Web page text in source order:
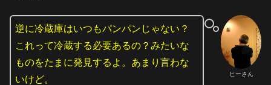
ヒーさん
逆に冷蔵庫はいつもパンパンじゃない？
これって冷蔵する必要あるの？みたいな
ものをたまに発見するよ。あまり言わな
いけど。